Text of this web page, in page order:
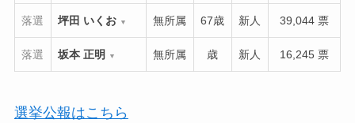
落選 坪田 いくお ▼ 無所属 67歳 新人 39,044 票
落選 坂本 正明 ▼ 無所属 歳 新人 16,245 票
選挙公報はこちら